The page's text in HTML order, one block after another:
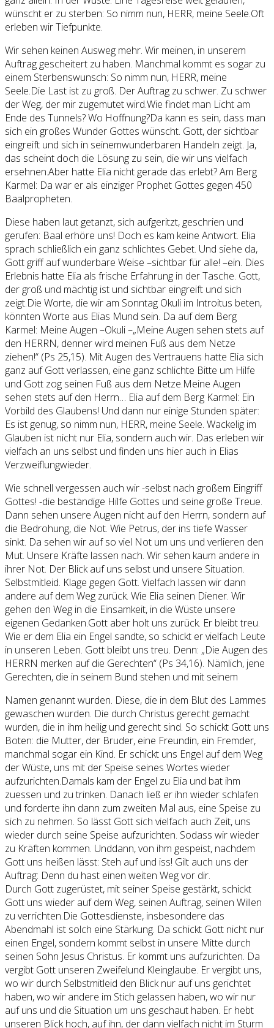
wünscht er zu sterben: So nimm nun, HERR, meine Seele.Oft
erleben wir Tiefpunkte.
Wir sehen keinen Ausweg mehr. Wir meinen, in unserem
Auftrag gescheitert zu haben. Manchmal kommt es sogar zu
einem Sterbenswunsch: So nimm nun, HERR, meine
Seele.Die Last ist zu groß. Der Auftrag zu schwer. Zu schwer
der Weg, der mir zugemutet wird.Wie findet man Licht am
Ende des Tunnels? Wo Hoffnung?Da kann es sein, dass man
sich ein großes Wunder Gottes wünscht. Gott, der sichtbar
eingreift und sich in seinemwunderbaren Handeln zeigt. Ja,
das scheint doch die Lösung zu sein, die wir uns vielfach
ersehnen.Aber hatte Elia nicht gerade das erlebt? Am Berg
Karmel: Da war er als einziger Prophet Gottes gegen 450
Baalpropheten.
Diese haben laut getanzt, sich aufgeritzt, geschrien und
gerufen: Baal erhöre uns! Doch es kam keine Antwort. Elia
sprach schließlich ein ganz schlichtes Gebet. Und siehe da,
Gott griff auf wunderbare Weise –sichtbar für alle! –ein. Dies
Erlebnis hatte Elia als frische Erfahrung in der Tasche. Gott,
der groß und mächtig ist und sichtbar eingreift und sich
zeigt.Die Worte, die wir am Sonntag Okuli im Introitus beten,
könnten Worte aus Elias Mund sein. Da auf dem Berg
Karmel: Meine Augen –Okuli –„Meine Augen sehen stets auf
den HERRN, denner wird meinen Fuß aus dem Netze
ziehen!“ (Ps 25,15). Mit Augen des Vertrauens hatte Elia sich
ganz auf Gott verlassen, eine ganz schlichte Bitte um Hilfe
und Gott zog seinen Fuß aus dem Netze.Meine Augen
sehen stets auf den Herrn… Elia auf dem Berg Karmel: Ein
Vorbild des Glaubens! Und dann nur einige Stunden später:
Es ist genug, so nimm nun, HERR, meine Seele. Wackelig im
Glauben ist nicht nur Elia, sondern auch wir. Das erleben wir
vielfach an uns selbst und finden uns hier auch in Elias
Verzweiflungwieder.
Wie schnell vergessen auch wir -selbst nach großem Eingriff
Gottes! -die beständige Hilfe Gottes und seine große Treue.
Dann sehen unsere Augen nicht auf den Herrn, sondern auf
die Bedrohung, die Not. Wie Petrus, der ins tiefe Wasser
sinkt. Da sehen wir auf so viel Not um uns und verlieren den
Mut. Unsere Kräfte lassen nach. Wir sehen kaum andere in
ihrer Not. Der Blick auf uns selbst und unsere Situation.
Selbstmitleid. Klage gegen Gott. Vielfach lassen wir dann
andere auf dem Weg zurück. Wie Elia seinen Diener. Wir
gehen den Weg in die Einsamkeit, in die Wüste unsere
eigenen Gedanken.Gott aber holt uns zurück. Er bleibt treu.
Wie er dem Elia ein Engel sandte, so schickt er vielfach Leute
in unseren Leben. Gott bleibt uns treu. Denn: „Die Augen des
HERRN merken auf die Gerechten“ (Ps 34,16). Nämlich, jene
Gerechten, die in seinem Bund stehen und mit seinem
Namen genannt wurden. Diese, die in dem Blut des Lammes
gewaschen wurden. Die durch Christus gerecht gemacht
wurden, die in ihm heilig und gerecht sind. So schickt Gott uns
Boten: die Mutter, der Bruder, eine Freundin, ein Fremder,
manchmal sogar ein Kind. Er schickt uns Engel auf dem Weg
der Wüste, uns mit der Speise seines Wortes wieder
aufzurichten.Damals kam der Engel zu Elia und bat ihm
zuessen und zu trinken. Danach ließ er ihn wieder schlafen
und forderte ihn dann zum zweiten Mal aus, eine Speise zu
sich zu nehmen. So lässt Gott sich vielfach auch Zeit, uns
wieder durch seine Speise aufzurichten. Sodass wir wieder
zu Kräften kommen. Unddann, von ihm gespeist, nachdem
Gott uns heißen lässt: Steh auf und iss! Gilt auch uns der
Auftrag: Denn du hast einen weiten Weg vor dir.
Durch Gott zugerüstet, mit seiner Speise gestärkt, schickt
Gott uns wieder auf dem Weg, seinen Auftrag, seinen Willen
zu verrichten.Die Gottesdienste, insbesondere das
Abendmahl ist solch eine Stärkung. Da schickt Gott nicht nur
einen Engel, sondern kommt selbst in unsere Mitte durch
seinen Sohn Jesus Christus. Er kommt uns aufzurichten. Da
vergibt Gott unseren Zweifelund Kleinglaube. Er vergibt uns,
wo wir durch Selbstmitleid den Blick nur auf uns gerichtet
haben, wo wir andere im Stich gelassen haben, wo wir nur
auf uns und die Situation um uns geschaut haben. Er hebt
unseren Blick hoch, auf ihn, der dann vielfach nicht im Sturm